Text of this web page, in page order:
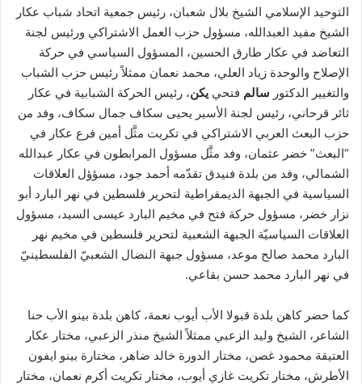
التوحيد الإسلامي الشيخ بلال شعبان، رئيس جمعية اتحاد شباب عكار
الشيخ مفيد العبدالله، مسؤول حزب العمل الاشتراكي ورئيس لجنة
التعاضد في عكار طارق الحسين، المسؤول السياسي في حركة
الإصلاح والوحدة زياد العلي، محمد نعمان ممثلاً رئيس حزب الشباب
والتغيير الدكتور سالم فتحي يكن، رئيس الحركة الشبابية في عكار
ثائر قرحاني، رئيس لجنة الأسير يحيى سكاف جمال سكاف، وفد من
حزب البعث العربي الاشتراكي في تكريت مثَّل أمين فرع عكار في
“البعث” خضر عثمان، وفد مثَّل مسؤول المرابطون في عكار عبدالله
الشمالي، وفد من بلدة فنيدق تقدّمه أحمد جود، مسؤؤل العلاقات
السياسية في الجبهة الديمقراطية لتحرير فلسطين في نهر البارد أبو
نزار خضر، مسؤول حركة فتح في مخيم البارد عيسى السيد، مسؤول
العلاقات السياسيّة الجبهة الشعبية لتحرير فلسطين في مخيم نهر
البارد محمد صالح موعد، مسؤول جبهة النضال الشعبيّ الفلسطينيّ
في نهر البارد محمد حسن بقاعي.
كما حضر كاهن بلدة قبولا الأب أيوب نعمة، كاهن بلدة بينو الأب حنا
الشاعر، الشيخ وليد الزعبي ممثلاً الشيخ منذر الزعبي، مختار عكار
العتيقة محمود غصن، مختار الدورة خالد ضاهر، مختارة بينو ايفون
الأطرش، مختار تكريت غازي أيوب، مختار تكريت أكرم نعمان، مختار